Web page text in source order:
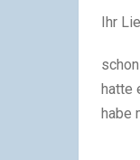
Ihr
hatte
habe